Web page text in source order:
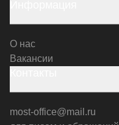
О нас
Вакансии
most-office@mail.ru